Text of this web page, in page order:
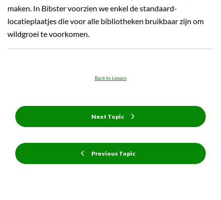
maken. In Bibster voorzien we enkel de standaard-
locatieplaatjes die voor alle bibliotheken bruikbaar zijn om
wildgroei te voorkomen.
Previous Topic
Back to Lesson
Next Topic